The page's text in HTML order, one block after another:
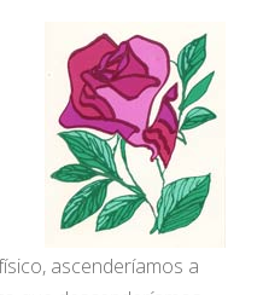
ascenderíamos a